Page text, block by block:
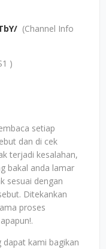
(Channel Info
)
setiap
dan di cek
terjadi kesalahan,
bakal anda lamar
sesuai dengan
Ditekankan
proses
dapat kami bagikan